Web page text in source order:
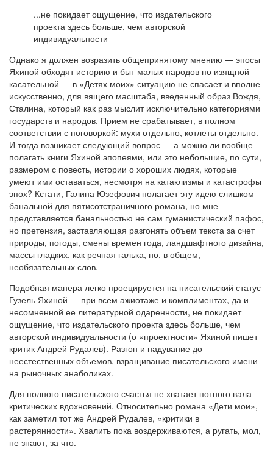
...не покидает ощущение, что издательского
проекта здесь больше, чем авторской
индивидуальности
Однако я должен возразить общепринятому мнению — эпосы
Яхиной обходят историю и быт малых народов по изящной
касательной — в «Детях моих» ситуацию не спасает и вполне
искусственно, для вящего масштаба, введенный образ Вождя,
Сталина, который как раз мыслит исключительно категориями
государств и народов. Прием не срабатывает, в полном
соответствии с поговоркой: мухи отдельно, котлеты отдельно.
И тогда возникает следующий вопрос — а можно ли вообще
полагать книги Яхиной эпопеями, или это небольшие, по сути,
размером с повесть, истории о хороших людях, которые
умеют ими оставаться, несмотря на катаклизмы и катастрофы
эпох? Кстати, Галина Юзефович полагает эту идею слишком
банальной для пятисотстраничного романа, но мне
представляется банальностью не сам гуманистический пафос,
но претензия, заставляющая разгонять объем текста за счет
природы, погоды, смены времен года, ландшафтного дизайна,
массы гладких, как речная галька, но, в общем,
необязательных слов.
Подобная манера легко проецируется на писательский статус
Гузель Яхиной — при всем ажиотаже и комплиментах, да и
несомненной ее литературной одаренности, не покидает
ощущение, что издательского проекта здесь больше, чем
авторской индивидуальности (о «проектности» Яхиной пишет
критик Андрей Рудалев). Разгон и надувание до
неестественных объемов, взращивание писательского имени
на рыночных анаболиках.
Для полного писательского счастья не хватает потного вала
критических вдохновений. Относительно романа «Дети мои»,
как заметил тот же Андрей Рудалев, «критики в
растерянности». Хвалить пока воздерживаются, а ругать, мол,
не знают, за что.